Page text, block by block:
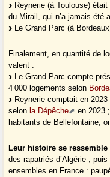
Reynerie (à Toulouse)
du Mirail, qui n’a jamais été
Le Grand Parc (à
Finalement, en quantité de
valent :
Le Grand Parc compte
4 000 logements selon
Reynerie comptait en
selon la Dépêche
en 2023
habitants de Bellefontaine,
Leur histoire se ressemble
des rapatriés d’Algérie ;
ensembles en France :